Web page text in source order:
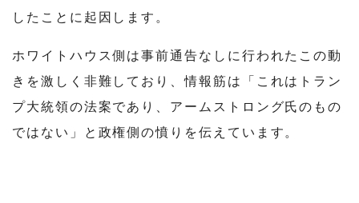
したことに起因します。
ホワイトハウス側は事前通告なしに行われたこの動
きを激しく非難しており、情報筋は「これはトラン
プ大統領の法案であり、アームストロング氏のもの
ではない」と政権側の憤りを伝えています。